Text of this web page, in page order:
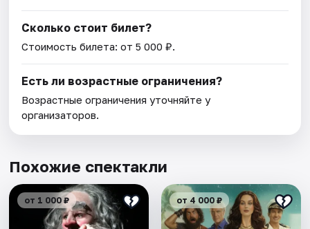
Сколько стоит билет?
Стоимость билета: от 5 000 ₽.
Есть ли возрастные ограничения?
Возрастные ограничения уточняйте у
организаторов.
Похожие спектакли
от 1 000 ₽ от 4 000 ₽